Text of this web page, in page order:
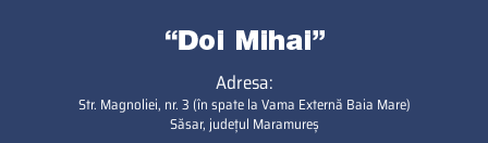
Adresa:
Str. Magnoliei, nr. 3 (în spate la Vama Externă Baia Mare)
Săsar, județul Maramureș